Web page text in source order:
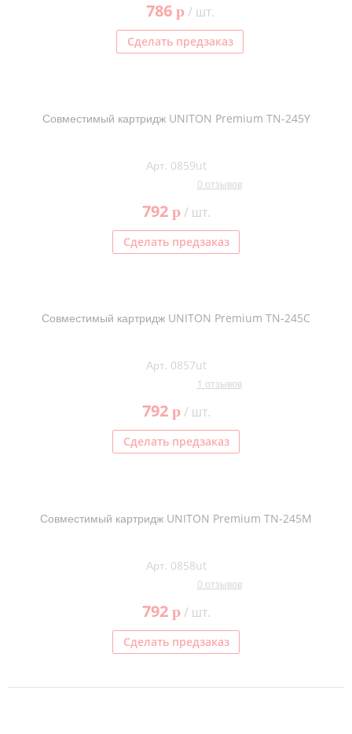
786 p/ шт.
Сделать предзаказ
Совместимый картридж UNITON Premium TN-245Y
Арт. 0859ut
0 отзывов
792 p/ шт.
Сделать предзаказ
Совместимый картридж UNITON Premium TN-245C
Арт. 0857ut
1 отзывов
792 p/ шт.
Сделать предзаказ
Совместимый картридж UNITON Premium TN-245M
Арт. 0858ut
0 отзывов
792 p/ шт.
Сделать предзаказ